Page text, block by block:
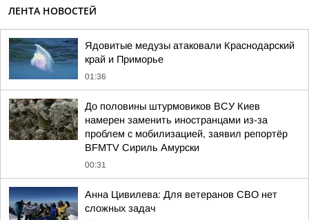
ЛЕНТА НОВОСТЕЙ
Ядовитые медузы атаковали Краснодарский
край и Приморье
01:36
До половины штурмовиков ВСУ Киев
намерен заменить иностранцами из-за
проблем с мобилизацией, заявил репортёр
BFMTV Сириль Амурски
00:31
Анна Цивилева: Для ветеранов СВО нет
сложных задач